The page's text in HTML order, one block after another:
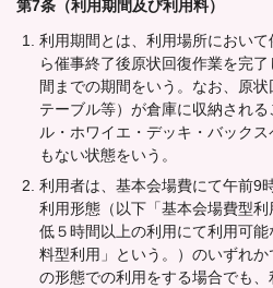
第7条（利用期間及び利用料）
利用期間とは、利用場所におい
ら催事終了後原状回復作業を完
間までの期間をいう。なお、原
テーブル等）が倉庫に収納され
ル・ホワイエ・デッキ・バック
もない状態をいう。
利用者は、基本会場費にて午前9
利用形態（以下「基本会場費型
低５時間以上の利用にて利用可
料型利用」という。）のいずれ
の形態での利用をする場合でも